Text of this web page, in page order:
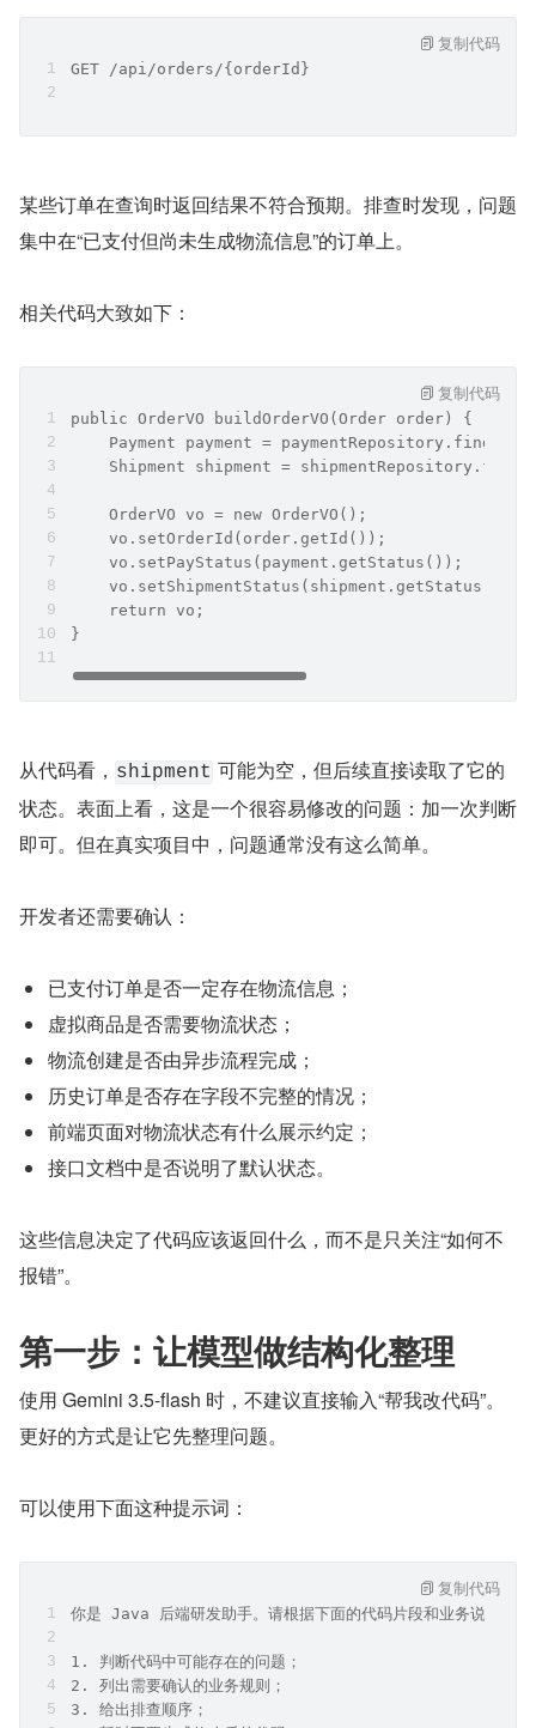
GET /api/orders/{orderId}
复制代码
某些订单在查询时返回结果不符合预期。排查时发现，问题
集中在“已支付但尚未生成物流信息”的订单上。
相关代码大致如下：
public OrderVO buildOrderVO(Order order) {
Payment payment =
Shipment shipment =
    OrderVO vo = new OrderVO();
    vo.setOrderId(order.getId());
    vo.setPayStatus(payment.getStatus());
    vo.setShipmentStatus(shipment.getStatus());
    return vo;
}
复制代码
从代码看， shipment 可能为空，但后续直接读取了它的
状态。表面上看，这是一个很容易修改的问题：加一次判断
即可。但在真实项目中，问题通常没有这么简单。
开发者还需要确认：
已支付订单是否一定存在物流信息；
虚拟商品是否需要物流状态；
物流创建是否由异步流程完成；
历史订单是否存在字段不完整的情况；
前端页面对物流状态有什么展示约定；
接口文档中是否说明了默认状态。
这些信息决定了代码应该返回什么，而不是只关注“如何不
报错”。
第一步：让模型做结构化整理
使用 Gemini 3.5-flash 时，不建议直接输入“帮我改代码”。
更好的方式是让它先整理问题。
可以使用下面这种提示词：
你是 Java 后端研发助手。请根据下面的代码片段和业务说明，完
1. 判断代码中可能存在的问题；
2. 列出需要确认的业务规则；
3. 给出排查顺序；
复制代码